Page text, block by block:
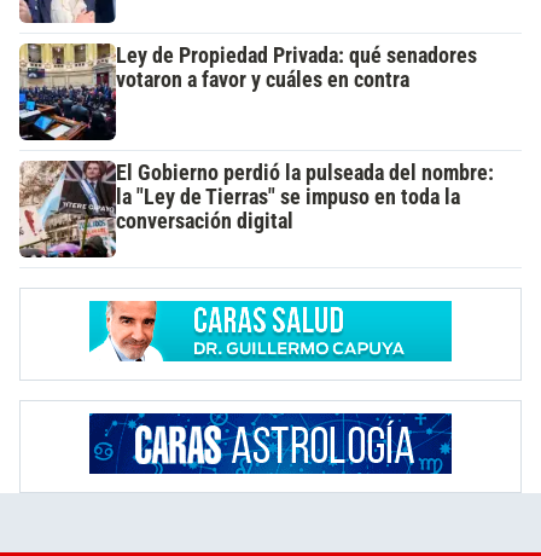
Ley de Propiedad Privada: qué senadores
votaron a favor y cuáles en contra
El Gobierno perdió la pulseada del nombre:
la "Ley de Tierras" se impuso en toda la
conversación digital